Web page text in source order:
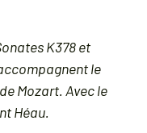
K378 et
le
Mozart. Avec le
Héau.